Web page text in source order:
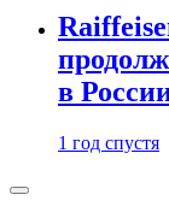
в
1 год спустя